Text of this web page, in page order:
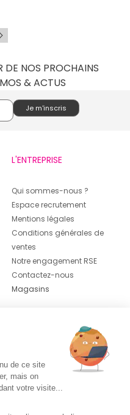
DE NOS PROCHAINS
& ACTUS
L'ENTREPRISE
Qui sommes-nous ?
Espace recrutement
Mentions légales
Conditions générales de
ventes
Notre engagement RSE
Contactez-nous
Magasins
de ce site
mais on
votre visite...